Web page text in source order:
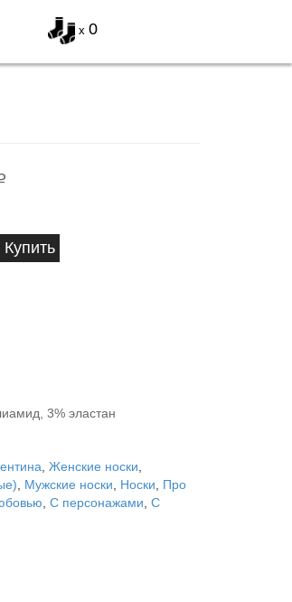
x 0
Купить
3% эластан
Женские носки
Мужские носки Носки
Про
С персонажами С